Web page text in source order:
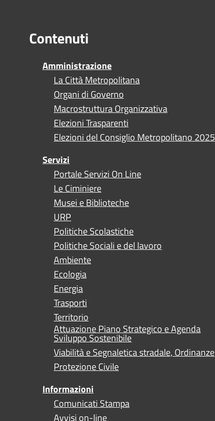
Contenuti
Amministrazione
La Città Metropolitana
Organi di Governo
Macrostruttura Organizzativa
Elezioni Trasparenti
Elezioni del Consiglio Metropolitano 2025
Servizi
Portale Servizi On Line
Le Ciminiere
Musei e Biblioteche
URP
Politiche Scolastiche
Politiche Sociali e del lavoro
Ambiente
Ecologia
Energia
Trasporti
Territorio
Attuazione Piano Strategico e Agenda
Sviluppo Sostenibile
Viabilità e Segnaletica stradale, Ordinanze
Protezione Civile
Informazioni
Comunicati Stampa
Avvisi on-line